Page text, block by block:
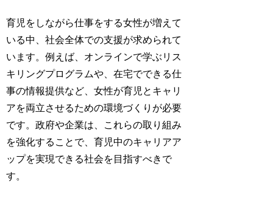
育児をしながら仕事をする女性が増えて
いる中、社会全体での支援が求められて
います。例えば、オンラインで学ぶリス
キリングプログラムや、在宅でできる仕
事の情報提供など、女性が育児とキャリ
アを両立させるための環境づくりが必要
です。政府や企業は、これらの取り組み
を強化することで、育児中のキャリアア
ップを実現できる社会を目指すべきで
す。